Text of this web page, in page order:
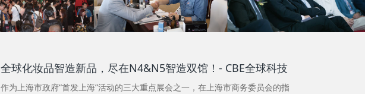
全球化妆品智造新品，尽在N4&N5智造双馆！- CBE全球科技
作为上海市政府“首发上海”活动的三大重点展会之一，在上海市商务委员会的指